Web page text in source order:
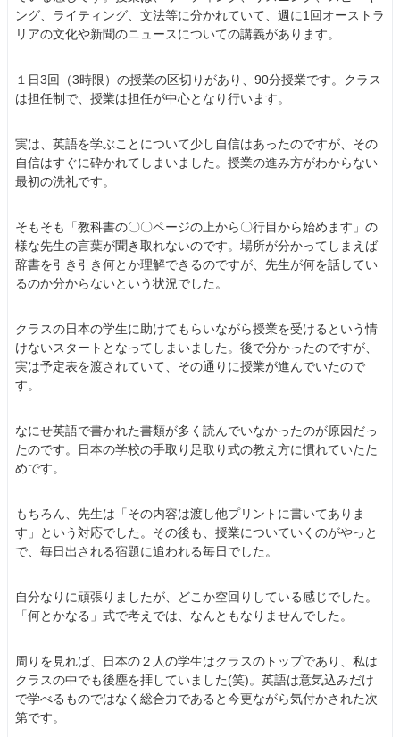
ング、ライティング、文法等に分かれていて、週に1回オーストラ
リアの文化や新聞のニュースについての講義があります。
１日3回（3時限）の授業の区切りがあり、90分授業です。クラス
は担任制で、授業は担任が中心となり行います。
実は、英語を学ぶことについて少し自信はあったのですが、その
自信はすぐに砕かれてしまいました。授業の進み方がわからない
最初の洗礼です。
そもそも「教科書の〇〇ページの上から〇行目から始めます」の
様な先生の言葉が聞き取れないのです。場所が分かってしまえば
辞書を引き引き何とか理解できるのですが、先生が何を話してい
るのか分からないという状況でした。
クラスの日本の学生に助けてもらいながら授業を受けるという情
けないスタートとなってしまいました。後で分かったのですが、
実は予定表を渡されていて、その通りに授業が進んでいたので
す。
なにせ英語で書かれた書類が多く読んでいなかったのが原因だっ
たのです。日本の学校の手取り足取り式の教え方に慣れていたた
めです。
もちろん、先生は「その内容は渡し他プリントに書いてありま
す」という対応でした。その後も、授業についていくのがやっと
で、毎日出される宿題に追われる毎日でした。
自分なりに頑張りましたが、どこか空回りしている感じでした。
「何とかなる」式で考えでは、なんともなりませんでした。
周りを見れば、日本の２人の学生はクラスのトップであり、私は
クラスの中でも後塵を拝していました(笑)。英語は意気込みだけ
で学べるものではなく総合力であると今更ながら気付かされた次
第です。